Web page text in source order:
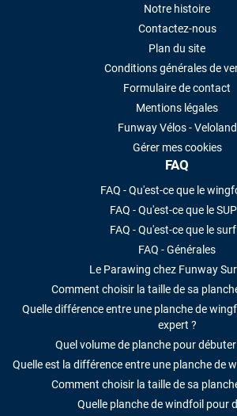
Notre histoire
Contactez-nous
Plan du site
Conditions générales de
Formulaire de contact
Mentions légales
Funway Vélos - Veloland
Gérer mes cookies
FAQ
FAQ - Qu'est-ce que le
FAQ - Qu'est-ce que le
FAQ - Qu'est-ce que le surf
FAQ - Générales
Le Parawing chez Funway
Comment choisir la taille de sa
Quelle différence entre une planche de
expert ?
Quel volume de planche pour
Quelle est la différence entre une planche de
Comment choisir la taille de sa
Quelle planche de windfoil pour